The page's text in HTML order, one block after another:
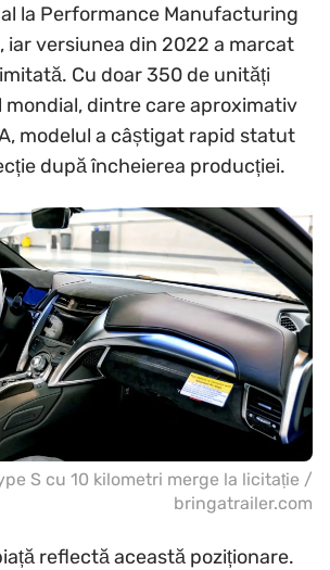
la Performance Manufacturing
iar versiunea din 2022 a marcat
Cu doar 350 de unități
mondial, dintre care aproximativ
modelul a câștigat rapid statut
după încheierea producției.
S cu 10 kilometri merge la licitație /
bringatrailer.com
reflectă această poziționare.